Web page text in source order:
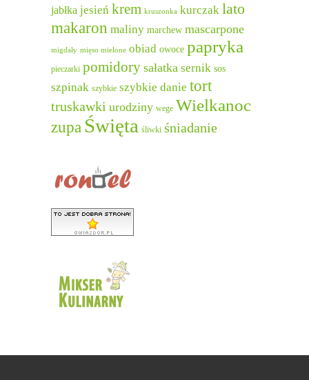
jabłka jesień krem kruszonka kurczak lato
makaron maliny marchew mascarpone
migdały mięso mielone obiad owoce papryka
pieczarki pomidory sałatka sernik sos
szpinak szybkie szybkie danie tort
truskawki urodziny wege Wielkanoc
zupa Święta śliwki śniadanie